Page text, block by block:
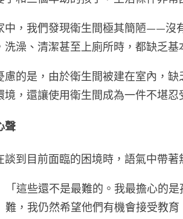
中，我們發現衛生間極其簡陋——沒
洗澡、清潔甚至上廁所時，都缺乏基
慮的是，由於衛生間被建在室內，
境，還讓使用衛生間成為一件不堪忍
聲
談到目前面臨的困境時，語氣中帶
「這些還不是最難的。我最擔心的
難，我仍然希望他們有機會接受教